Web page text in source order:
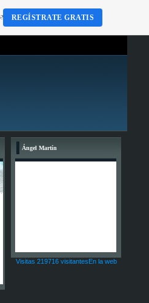
Ángel Martín
Visitas 219716 visitantesEn la web
REGÍSTRATE GRATIS